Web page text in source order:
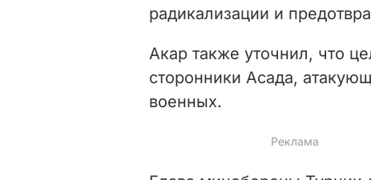
радикализации и
Акар также уточнил, что
сторонники Асада,
военных.